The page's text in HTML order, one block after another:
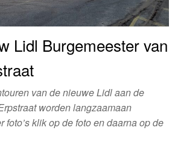
Lidl Burgemeester van
van de nieuwe Lidl aan de
worden langzaamaan
foto’s klik op de foto en daarna op de